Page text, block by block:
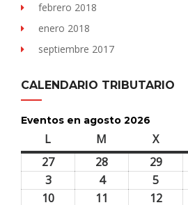
febrero 2018
enero 2018
septiembre 2017
CALENDARIO TRIBUTARIO
Eventos en agosto 2026
L M X
2727
28 2929
2026
33
agosto,
44
agosto,
5
10 11 1212